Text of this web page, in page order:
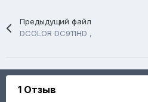
Предыдущий файл
DCOLOR DC911HD ,
1 Отзыв